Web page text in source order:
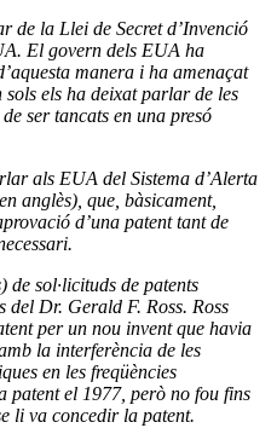
de la Llei de Secret d’Invenció
El govern dels EUA ha
manera i ha amenaçat
els ha deixat parlar de les
ser tancats en una presó
als EUA del Sistema d’Alerta
anglès), que, bàsicament,
d’una patent tant de
de sol·licituds de patents
del Dr. Gerald F. Ross. Ross
per un nou invent que havia
la interferència de les
en les freqüències
patent el 1977, però no fou fins
li va concedir la patent.